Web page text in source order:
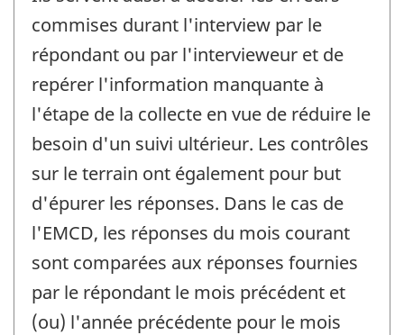
commises durant l'interview par le
répondant ou par l'intervieweur et de
repérer l'information manquante à
l'étape de la collecte en vue de réduire le
besoin d'un suivi ultérieur. Les contrôles
sur le terrain ont également pour but
d'épurer les réponses. Dans le cas de
l'EMCD, les réponses du mois courant
sont comparées aux réponses fournies
par le répondant le mois précédent et
(ou) l'année précédente pour le mois